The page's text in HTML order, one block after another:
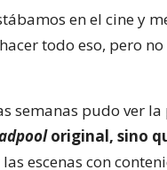
en el cine y
todo eso, pero no
semanas pudo ver
original, sino
escenas con